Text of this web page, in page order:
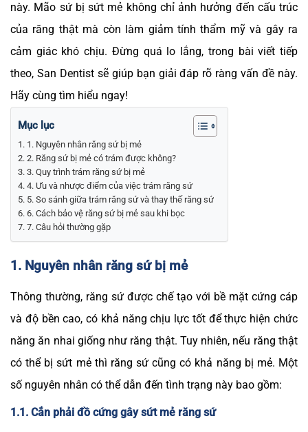
này. Mão sứ bị sứt mẻ không chỉ ảnh hưởng đến cấu trúc
của răng thật mà còn làm giảm tính thẩm mỹ và gây ra
cảm giác khó chịu. Đừng quá lo lắng, trong bài viết tiếp
theo, San Dentist sẽ giúp bạn giải đáp rõ ràng vấn đề này.
Hãy cùng tìm hiểu ngay!
Mục lục
1. Nguyên nhân răng sứ bị mẻ
2. Răng sứ bị mẻ có trám được không?
3. Quy trình trám răng sứ bị mẻ
4. Ưu và nhược điểm của việc trám răng sứ
5. So sánh giữa trám răng sứ và thay thế răng sứ
6. Cách bảo vệ răng sứ bị mẻ sau khi bọc
7. Câu hỏi thường gặp
1. Nguyên nhân răng sứ bị mẻ
Thông thường, răng sứ được chế tạo với bề mặt cứng cáp
và độ bền cao, có khả năng chịu lực tốt để thực hiện chức
năng ăn nhai giống như răng thật. Tuy nhiên, nếu răng thật
có thể bị sứt mẻ thì răng sứ cũng có khả năng bị mẻ. Một
số nguyên nhân có thể dẫn đến tình trạng này bao gồm:
1.1. Cắn phải đồ cứng gây sứt mẻ răng sứ